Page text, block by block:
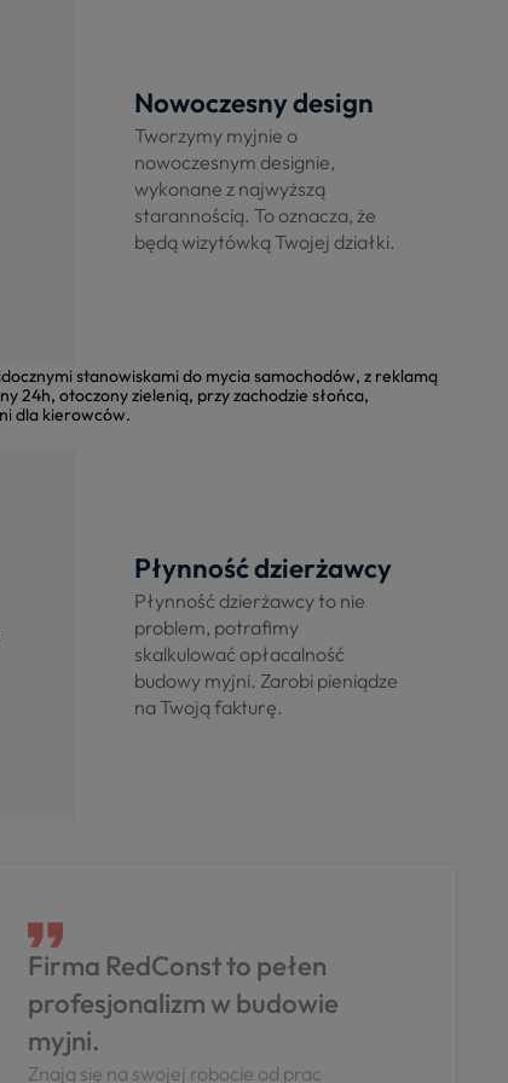
Nowoczesny design
Tworzymy myjnie o
nowoczesnym designie,
wykonane z najwyższą
starannością. To oznacza, że
będą wizytówką Twojej działki.
Płynność dzierżawcy
Płynność dzierżawcy to nie
problem, potrafimy
skalkulować opłacalność
budowy myjni. Zarobi pieniądze
na Twoją fakturę.
Firma RedConst to pełen
profesjonalizm w budowie
myjni.
Znają się na swojej robocie od prac